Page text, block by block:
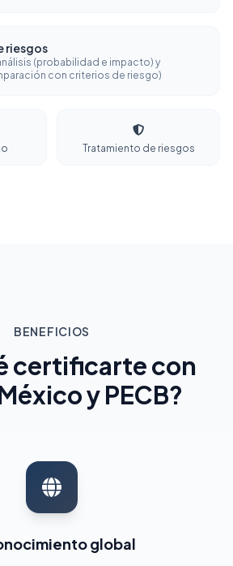
riesgos
(probabilidad e impacto) y
con criterios de riesgo)
Tratamiento de riesgos
BENEFICIOS
certificarte con
y PECB?
global